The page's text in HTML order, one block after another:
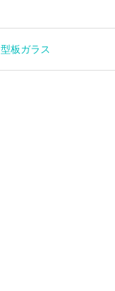
型板ガラス